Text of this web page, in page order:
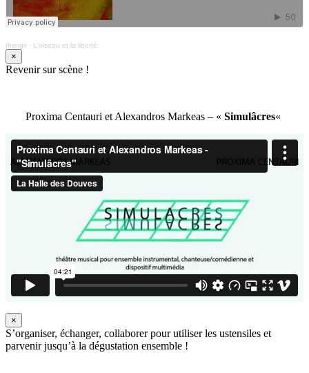
thiergir · L'oiseau et la liberté
×
Revenir sur scène !
Proxima Centauri et Alexandros Markeas – « Simulâcres«
×
S’organiser, échanger, collaborer pour utiliser les ustensiles et
parvenir jusqu’à la dégustation ensemble !